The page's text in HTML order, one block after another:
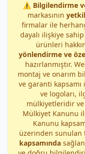
⚠️ Bilgilendirme
markasının
firmalar ile
dayalı ilişkiye
ürünleri
yönlendirme ve
hazırlanmıştır.
montaj ve onarım
ve garanti kapsamı
ve logoları,
mülkiyetleridir ve
Mülkiyet Kanunu
Kanunu
üzerinden sunulan
kapsamında